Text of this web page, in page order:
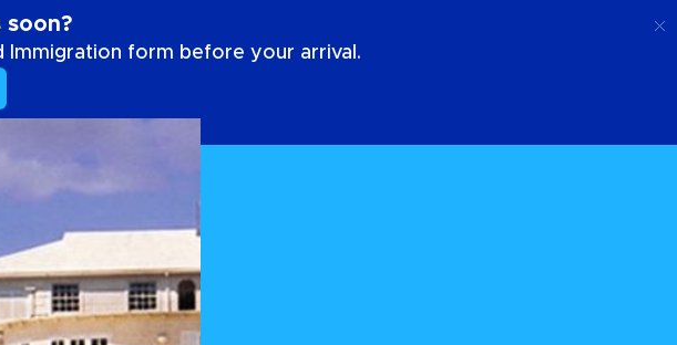
Immigration form before your arrival.